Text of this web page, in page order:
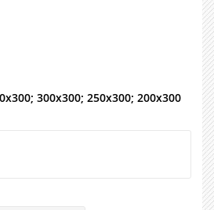
300х300; 250х300; 200х300